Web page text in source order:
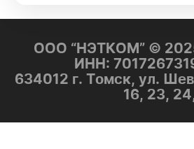
ООО “НЭТКОМ” ©
ИНН:
634012 г. Томск, ул.
16, 23,